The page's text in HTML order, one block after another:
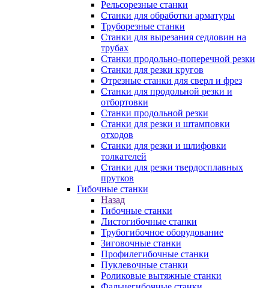
Рельсорезные станки
Станки для обработки арматуры
Труборезные станки
Станки для вырезания седловин на
трубаx
Станки продольно-поперечной резки
Станки для резки кругов
Отрезные станки для сверл и фрез
Станки для продольной резки и
отбортовки
Станки продольной резки
Станки для резки и штамповки
отходов
Станки для резки и шлифовки
толкателей
Станки для резки твердосплавных
прутков
Гибочные станки
Назад
Гибочные станки
Листогибочные станки
Трубогибочное оборудование
Зиговочные станки
Профилегибочные станки
Пуклевочные станки
Роликовые вытяжные станки